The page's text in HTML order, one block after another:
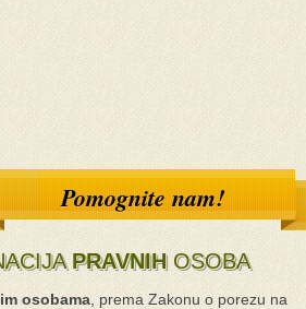
Pomognite nam!
PRAVNIH OSOBA
osobama , prema Zakonu o porezu na